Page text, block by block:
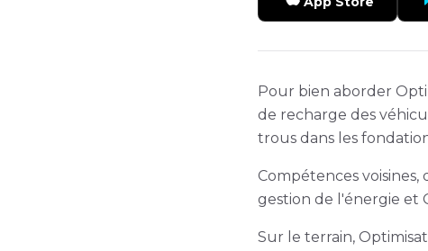
Pour bien aborder
de recharge des
trous dans les
Compétences
gestion de l'énergie et
Sur le terrain,